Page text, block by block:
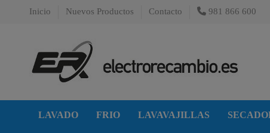
Inicio Nuevos Productos Contacto 981 866 600
LAVADO FRIO LAVAVAJILLAS